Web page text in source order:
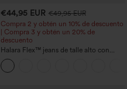
+5
€44,95 EUR €49,95 EUR
Compra 2 y obtén un 10% de descuento
| Compra 3 y obtén un 20% de
descuento
Halara Flex™ jeans de talle alto con
bolsillos, dobladillo enrollado, pierna
ancha y efecto lavado, estilo casual